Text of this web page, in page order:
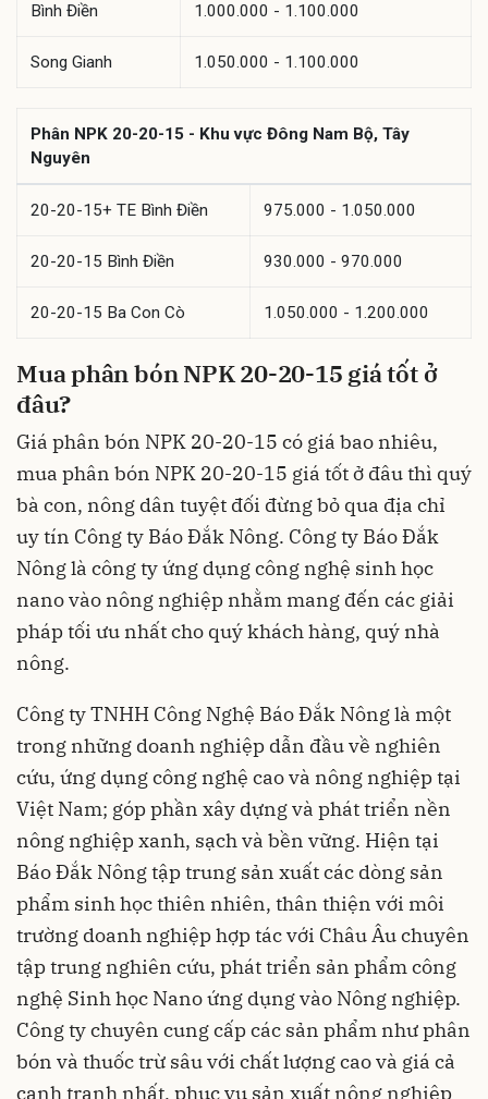
Bình Điền 1.000.000 - 1.100.000
Song Gianh 1.050.000 - 1.100.000
Phân NPK 20-20-15 - Khu vực Đông Nam Bộ, Tây
Nguyên
20-20-15+ TE Bình Điền 975.000 - 1.050.000
20-20-15 Bình Điền 930.000 - 970.000
20-20-15 Ba Con Cò 1.050.000 - 1.200.000
Mua phân bón NPK 20-20-15 giá tốt ở
đâu?
Giá phân bón NPK 20-20-15 có giá bao nhiêu,
mua phân bón NPK 20-20-15 giá tốt ở đâu thì quý
bà con, nông dân tuyệt đối đừng bỏ qua địa chỉ
uy tín Công ty Báo Đắk Nông. Công ty Báo Đắk
Nông là công ty ứng dụng công nghệ sinh học
nano vào nông nghiệp nhằm mang đến các giải
pháp tối ưu nhất cho quý khách hàng, quý nhà
nông.
Công ty TNHH Công Nghệ Báo Đắk Nông là một
trong những doanh nghiệp dẫn đầu về nghiên
cứu, ứng dụng công nghệ cao và nông nghiệp tại
Việt Nam; góp phần xây dựng và phát triển nền
nông nghiệp xanh, sạch và bền vững. Hiện tại
Báo Đắk Nông tập trung sản xuất các dòng sản
phẩm sinh học thiên nhiên, thân thiện với môi
trường doanh nghiệp hợp tác với Châu Âu chuyên
tập trung nghiên cứu, phát triển sản phẩm công
nghệ Sinh học Nano ứng dụng vào Nông nghiệp.
Công ty chuyên cung cấp các sản phẩm như phân
bón và thuốc trừ sâu với chất lượng cao và giá cả
cạnh tranh nhất, phục vụ sản xuất nông nghiệp